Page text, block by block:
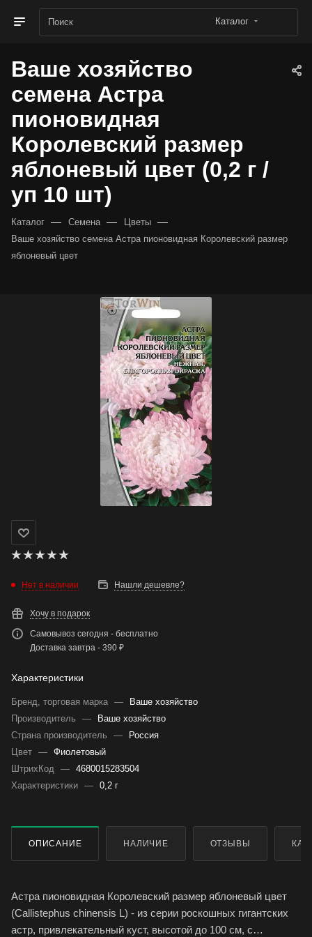
Каталог
Ваше хозяйство
семена Астра
пионовидная
Королевский размер
яблоневый цвет (0,2 г /
уп 10 шт)
Каталог — Семена — Цветы —
Ваше хозяйство семена Астра пионовидная Королевский размер
яблоневый цвет
Нет в наличии Нашли дешевле?
Хочу в подарок
Самовывоз сегодня - бесплатно
Доставка завтра - 390 ₽
Характеристики
Бренд, торговая марка —
Ваше хозяйство
Производитель
—
Ваше хозяйство
Страна производитель
—
Россия
Цвет — Фиолетовый
ШтрихКод — 4680015283504
Характеристики — 0,2 г
ОПИСАНИЕ НАЛИЧИЕ ОТЗЫВЫ
Астра пионовидная Королевский размер яблоневый цвет
(Callistephus chinensis L) - из серии роскошных гигантских
астр, привлекательный куст, высотой до 100 см, с